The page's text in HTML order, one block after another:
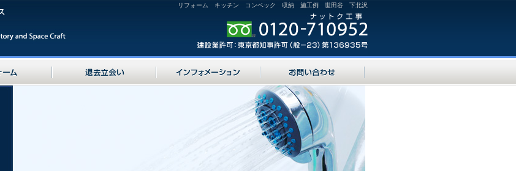
リフォーム キッチン コンベック 収納 施工例 世田谷 下北沢